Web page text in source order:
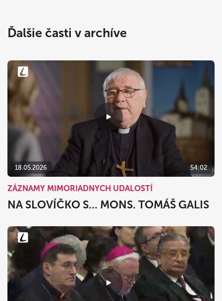
Ďalšie časti v archíve
18.05.2026 54:02
ZÁZNAMY MIMORIADNYCH UDALOSTÍ
NA SLOVÍČKO S... MONS. TOMÁŠ GALIS